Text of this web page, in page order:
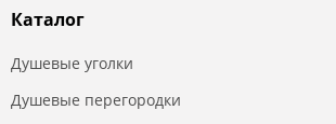
Каталог
Душевые уголки
Душевые перегородки